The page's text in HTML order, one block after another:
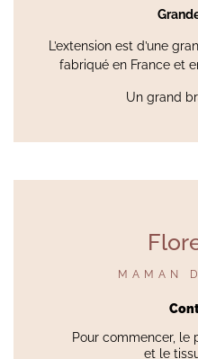
L’extension est d’une
fabriqué en France et
Un grand
MAMAN
Pour commencer, le
et le